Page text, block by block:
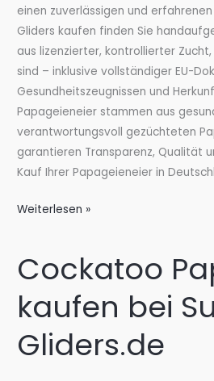
einen zuverlässigen und
Gliders kaufen finden Sie
aus lizenzierter, kontrollierter
sind – inklusive vollständiger EU-
Gesundheitszeugnissen und
Papageieneier stammen aus
verantwortungsvoll gezüchteten
garantieren Transparenz, Qualität
Kauf Ihrer Papageieneier in
Papageieneier
–
&
konform
Weiterlesen »
Cockatoo
kaufen bei
Gliders.de